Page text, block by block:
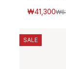
₩41,300
SALE